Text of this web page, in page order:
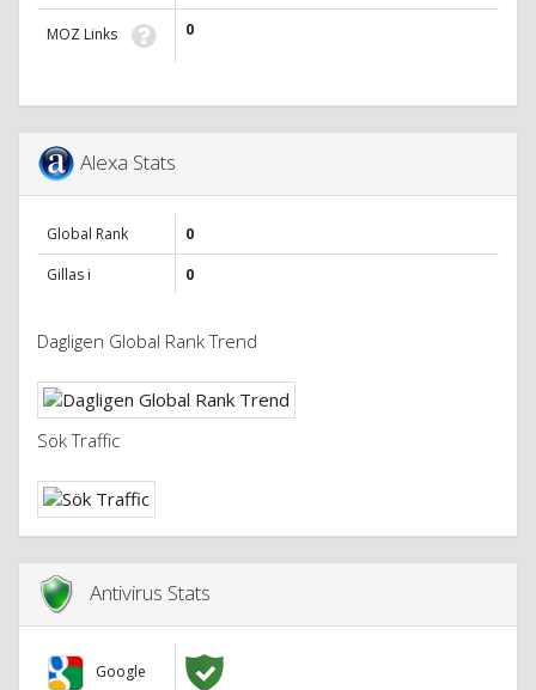
MOZ Links 0
Alexa Stats
Global Rank
0
Gillas i
0
Dagligen Global Rank Trend
Sök Traffic
Antivirus Stats
Google